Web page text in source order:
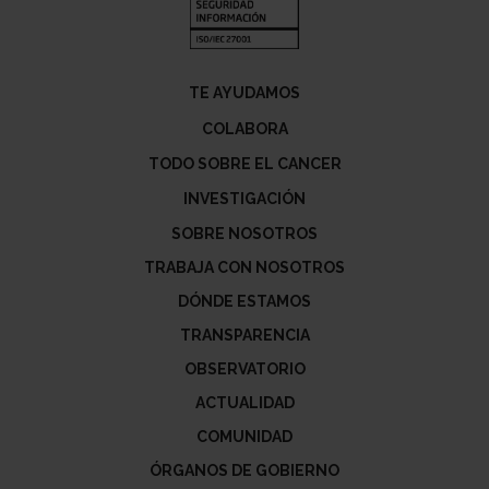
TE AYUDAMOS
COLABORA
TODO SOBRE EL CANCER
INVESTIGACIÓN
SOBRE NOSOTROS
TRABAJA CON NOSOTROS
DÓNDE ESTAMOS
TRANSPARENCIA
OBSERVATORIO
ACTUALIDAD
COMUNIDAD
ÓRGANOS DE GOBIERNO